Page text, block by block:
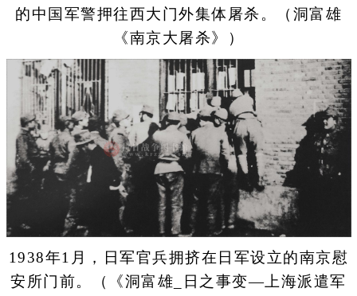
的中国军警押往西大门外集体屠杀。（洞富雄
《南京大屠杀》）
1938年1月，日军官兵拥挤在日军设立的南京慰
安所门前。（《洞富雄_日之事变—上海派遣军